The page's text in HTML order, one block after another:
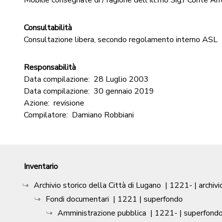
Consultabilità
Consultazione libera, secondo regolamento interno ASL
Responsabilità
Data compilazione: 28 Luglio 2003
Data compilazione: 30 gennaio 2019
Azione: revisione
Compilatore: Damiano Robbiani
Inventario
Archivio storico della Città di Lugano | 1221- |
Fondi documentari | 1221 | superfondo
Amministrazione pubblica | 1221- | superfondo